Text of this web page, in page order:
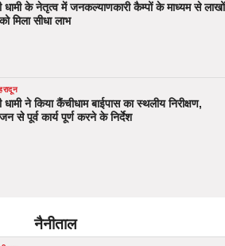
धामी के नेतृत्व में जनकल्याणकारी कैम्पों के माध्यम से लाखों
मिला सीधा लाभ
ने किया कैंचीधाम बाईपास का स्थलीय निरीक्षण,
से पूर्व कार्य पूर्ण करने के निर्देश
नैनीताल